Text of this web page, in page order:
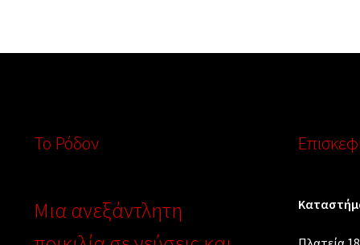
Το Ρόδον
Μια ανεξάντλητη